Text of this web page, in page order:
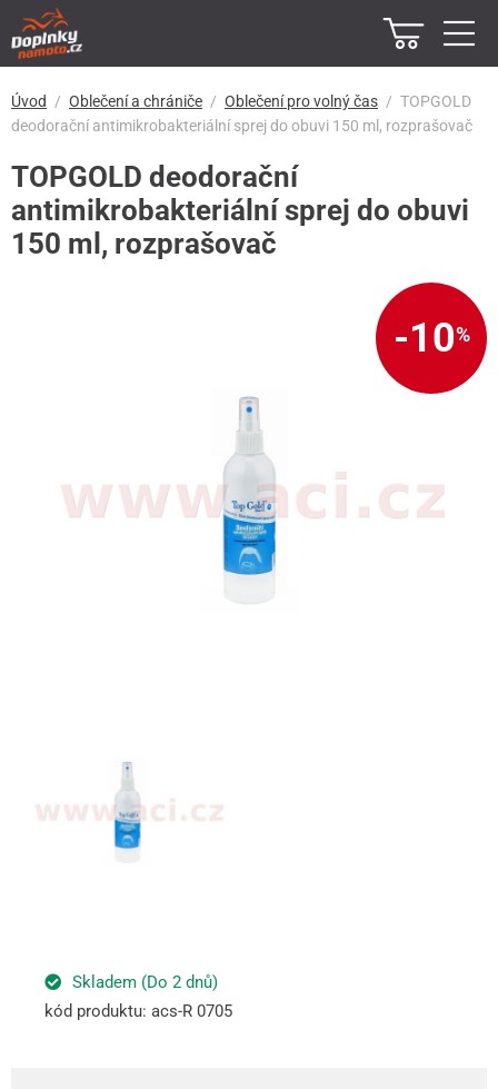
Úvod Oblečení a chrániče Oblečení pro volný čas
TOPGOLD
deodorační antimikrobakteriální sprej do obuvi 150 ml, rozprašovač
TOPGOLD deodorační
antimikrobakteriální sprej do obuvi
150 ml, rozprašovač
-10%
Skladem (Do 2 dnů)
kód produktu: acs-R 0705